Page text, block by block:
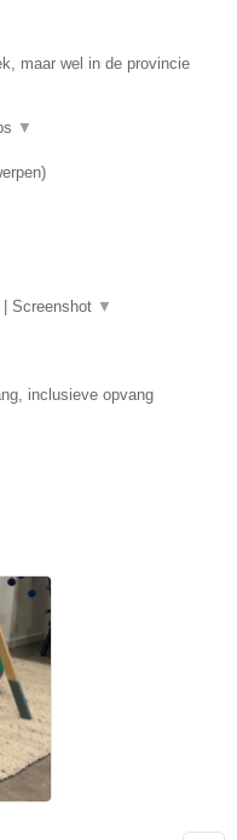
maar wel in de provincie
▼
)
Screenshot ▼
inclusieve opvang